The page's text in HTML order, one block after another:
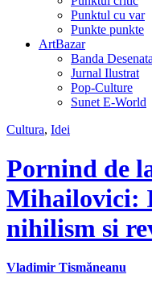
Punktul cu var
Punkte punkte
ArtBazar
Banda Desenata
Jurnal Ilustrat
Pop-Culture
Sunet E-World
Cultura, Idei
Pornind de
Mihailovici:
nihilism si
Vladimir Tismăneanu